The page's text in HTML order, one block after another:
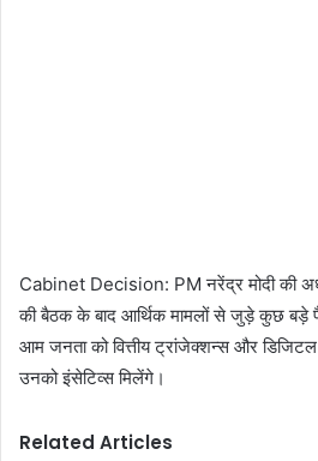
Cabinet Decision: PM नरेंद्र मोदी की
की बैठक के बाद आर्थिक मामलों से जुड़े कुछ बड़े
आम जनता को वित्तीय ट्रांजेक्शन्स और
उनको इंसेटिव्स मिलेंगे।
Related Articles